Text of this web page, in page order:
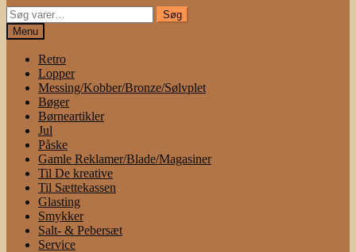
Søg
efter:
Søg
Menu
Retro
Lopper
Messing/Kobber/Bronze/Sølvplet
Bøger
Børneartikler
Jul
Påske
Gamle Reklamer/Blade/Magasiner
Til De kreative
Til Sættekassen
Glasting
Smykker
Salt- & Pebersæt
Service